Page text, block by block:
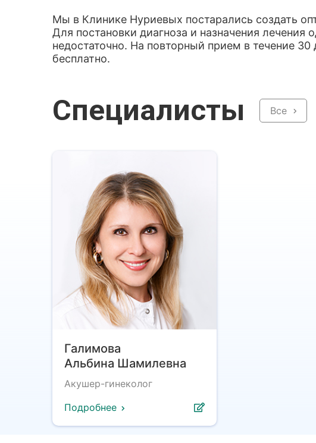
Мы в Клинике Нуриевых постарались создать
Для постановки диагноза и назначения лечения
недостаточно. На повторный прием в течение
бесплатно.
Специалисты Все
Галимова
Альбина Шамилевна
Акушер-гинеколог
Подробнее